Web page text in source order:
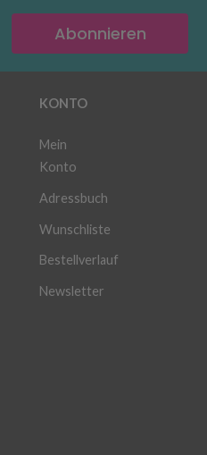
Abonnieren
KONTO
Mein
Konto
Adressbuch
Wunschliste
Bestellverlauf
Newsletter